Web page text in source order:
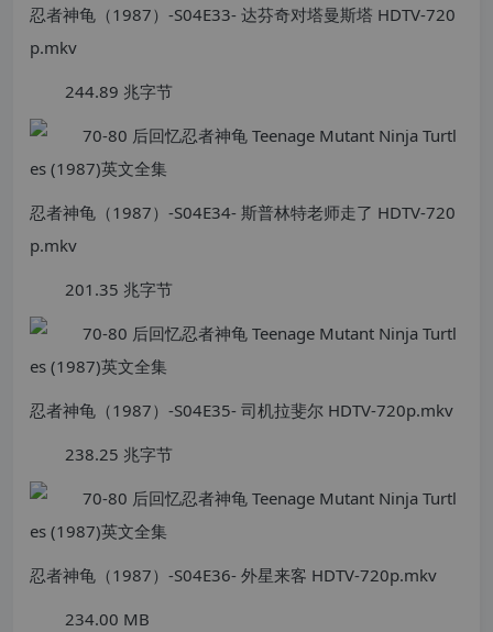
忍者神龟（1987）-S04E33- 达芬奇对塔曼斯塔 HDTV-720
p.mkv
244.89 兆字节
忍者神龟（1987）-S04E34- 斯普林特老师走了 HDTV-720
p.mkv
201.35 兆字节
忍者神龟（1987）-S04E35- 司机拉斐尔 HDTV-720p.mkv
238.25 兆字节
忍者神龟（1987）-S04E36- 外星来客 HDTV-720p.mkv
234.00 MB